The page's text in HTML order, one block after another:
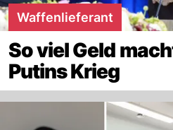
Waffenlieferant
So viel Geld
Putins Krieg